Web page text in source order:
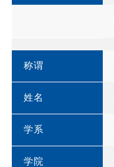
称谓
姓名
学系
学院